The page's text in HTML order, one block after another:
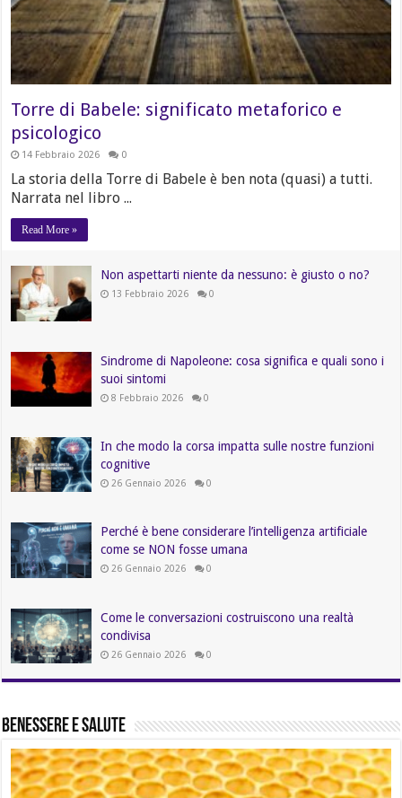
Torre di Babele: significato metaforico e
psicologico
14 Febbraio 2026 0
La storia della Torre di Babele è ben nota (quasi) a tutti.
Narrata nel libro ...
Read More »
Non aspettarti niente da nessuno: è giusto o no?
13 Febbraio 2026 0
Sindrome di Napoleone: cosa significa e quali sono i
suoi sintomi
8 Febbraio 2026 0
In che modo la corsa impatta sulle nostre funzioni
cognitive
26 Gennaio 2026 0
Perché è bene considerare l’intelligenza artificiale
come se NON fosse umana
26 Gennaio 2026 0
Come le conversazioni costruiscono una realtà
condivisa
26 Gennaio 2026 0
Benessere e Salute